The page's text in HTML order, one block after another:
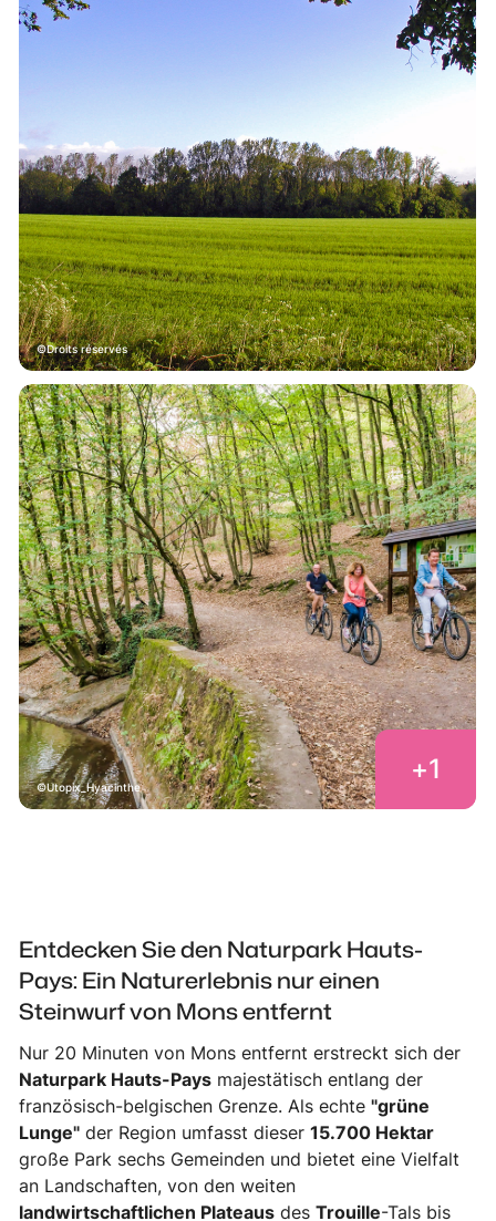
Droits réservés
Utopix_Hyacinthe
+1
Entdecken Sie den Naturpark Hauts-
Pays: Ein Naturerlebnis nur einen
Steinwurf von Mons entfernt
Nur 20 Minuten von Mons entfernt erstreckt sich der
Naturpark Hauts-Pays majestätisch entlang der
französisch-belgischen Grenze. Als echte"grüne
Lunge" der Region umfasst dieser15.700 Hektar
große Park sechs Gemeinden und bietet eine Vielfalt
an Landschaften, von den weiten
landwirtschaftlichen Plateaus desTrouille-Tals bis